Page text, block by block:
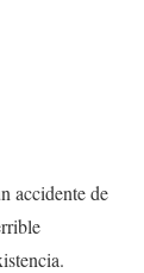
accidente de